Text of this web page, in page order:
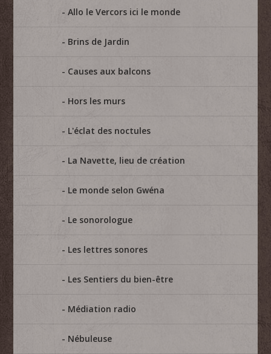
Allo le Vercors ici le monde
Brins de Jardin
Causes aux balcons
Hors les murs
L'éclat des noctules
La Navette, lieu de création
Le monde selon Gwéna
Le sonorologue
Les lettres sonores
Les Sentiers du bien-être
Médiation radio
Nébuleuse